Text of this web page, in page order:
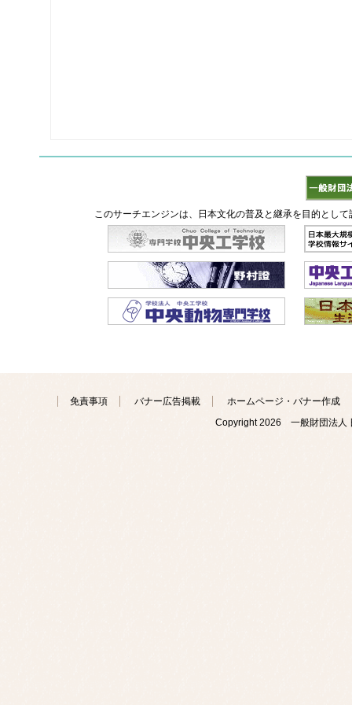
このサーチエンジンは、日本文化の普及と継承を目的とし
免責事項 バナー広告掲載
ホームページ・バナー作成
Copyright2026 一般財団法人